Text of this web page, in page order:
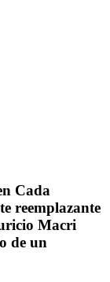
Cada
reemplazante
Macri
de un